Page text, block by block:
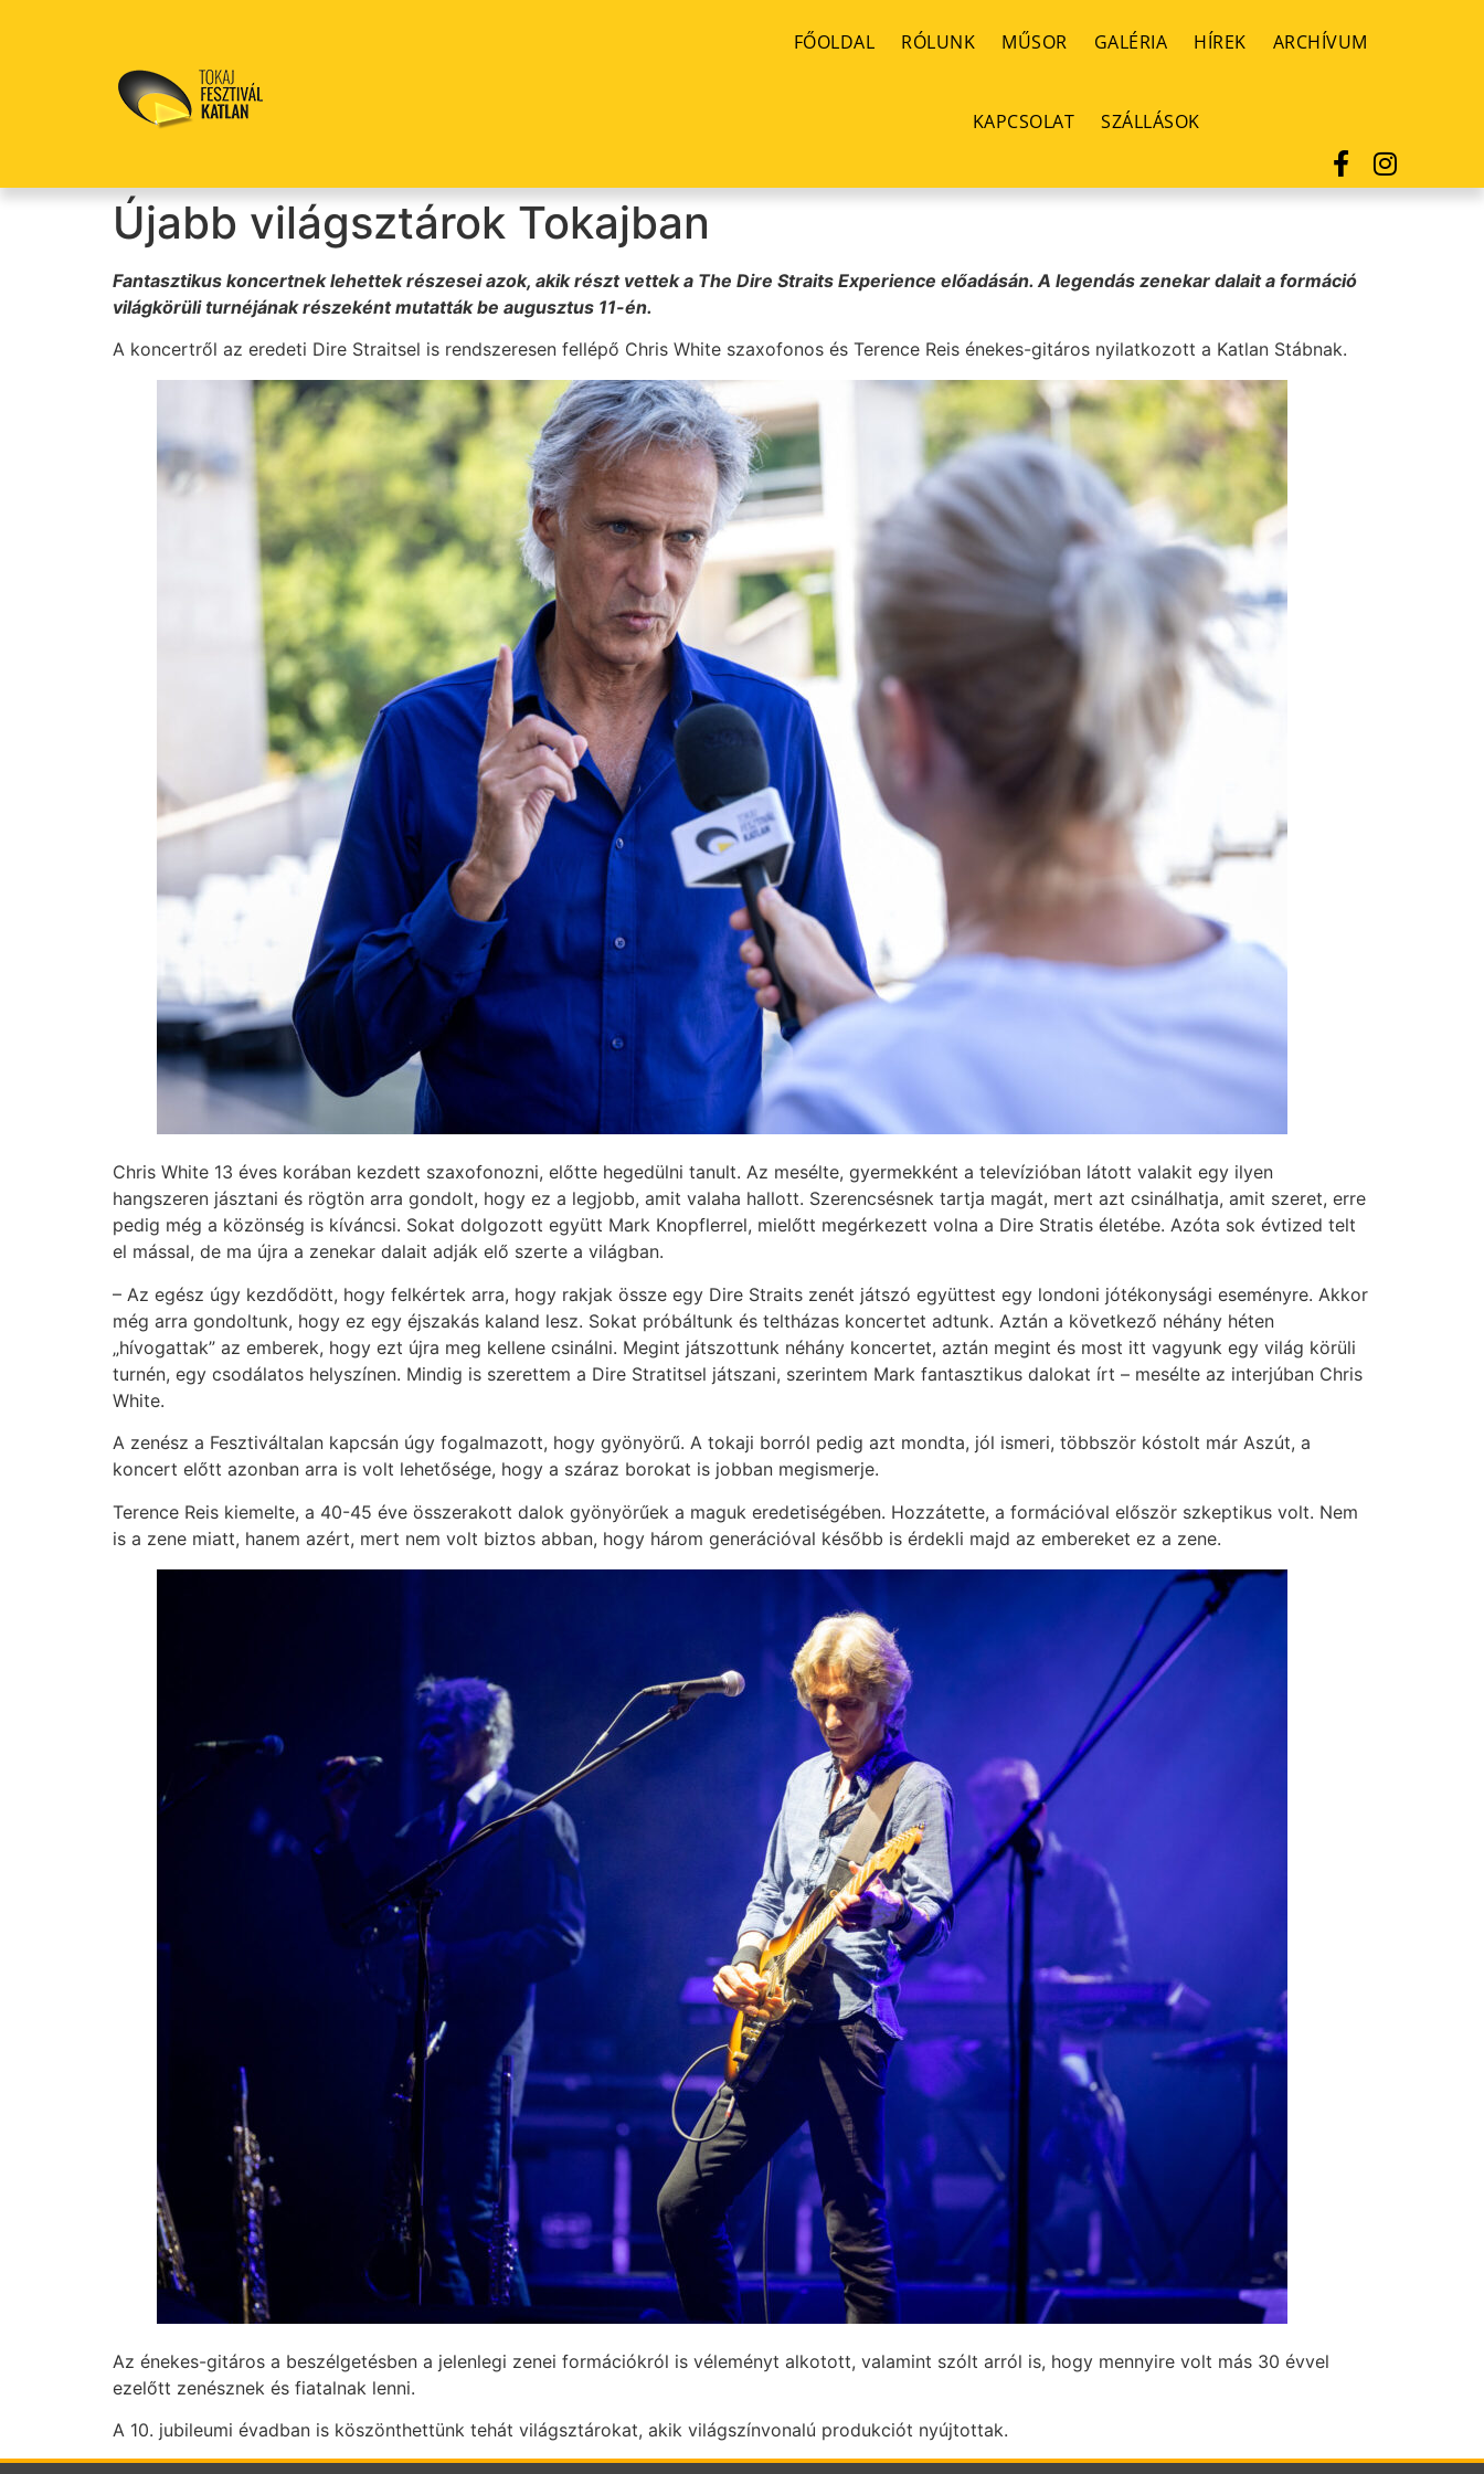
FŐOLDAL RÓLUNK MŰSOR GALÉRIA HÍREK ARCHÍVUM
KAPCSOLAT SZÁLLÁSOK
Újabb világsztárok Tokajban
Fantasztikus koncertnek lehettek részesei azok, akik részt vettek a The Dire Straits Experience előadásán. A legendás zenekar dalait a formáció
világkörüli turnéjának részeként mutatták be augusztus 11-én.
A koncertről az eredeti Dire Straitsel is rendszeresen fellépő Chris White szaxofonos és Terence Reis énekes-gitáros nyilatkozott a Katlan Stábnak.
Chris White 13 éves korában kezdett szaxofonozni, előtte hegedülni tanult. Az mesélte, gyermekként a televízióban látott valakit egy ilyen
hangszeren jásztani és rögtön arra gondolt, hogy ez a legjobb, amit valaha hallott. Szerencsésnek tartja magát, mert azt csinálhatja, amit szeret, erre
pedig még a közönség is kíváncsi. Sokat dolgozott együtt Mark Knopflerrel, mielőtt megérkezett volna a Dire Stratis életébe. Azóta sok évtized telt
el mással, de ma újra a zenekar dalait adják elő szerte a világban.
– Az egész úgy kezdődött, hogy felkértek arra, hogy rakjak össze egy Dire Straits zenét játszó együttest egy londoni jótékonysági eseményre. Akkor
még arra gondoltunk, hogy ez egy éjszakás kaland lesz. Sokat próbáltunk és teltházas koncertet adtunk. Aztán a következő néhány héten
„hívogattak” az emberek, hogy ezt újra meg kellene csinálni. Megint játszottunk néhány koncertet, aztán megint és most itt vagyunk egy világ körüli
turnén, egy csodálatos helyszínen. Mindig is szerettem a Dire Stratitsel játszani, szerintem Mark fantasztikus dalokat írt – mesélte az interjúban Chris
White.
A zenész a Fesztiváltalan kapcsán úgy fogalmazott, hogy gyönyörű. A tokaji borról pedig azt mondta, jól ismeri, többször kóstolt már Aszút, a
koncert előtt azonban arra is volt lehetősége, hogy a száraz borokat is jobban megismerje.
Terence Reis kiemelte, a 40-45 éve összerakott dalok gyönyörűek a maguk eredetiségében. Hozzátette, a formációval először szkeptikus volt. Nem
is a zene miatt, hanem azért, mert nem volt biztos abban, hogy három generációval később is érdekli majd az embereket ez a zene.
Az énekes-gitáros a beszélgetésben a jelenlegi zenei formációkról is véleményt alkotott, valamint szólt arról is, hogy mennyire volt más 30 évvel
ezelőtt zenésznek és fiatalnak lenni.
A 10. jubileumi évadban is köszönthettünk tehát világsztárokat, akik világszínvonalú produkciót nyújtottak.